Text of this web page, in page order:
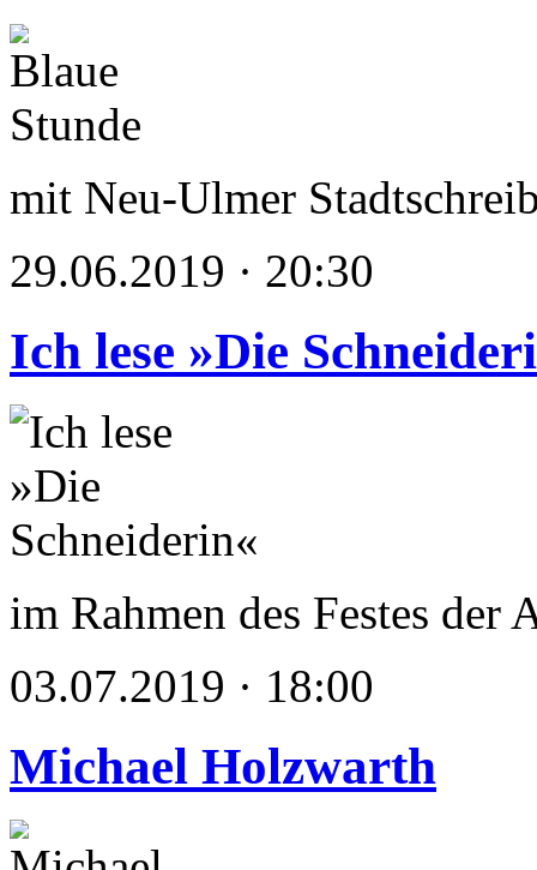
mit Neu-Ulmer
29.06.2019 · 20:30
Ich lese »Die
im Rahmen des Festes der
03.07.2019 · 18:00
Michael Holzwarth